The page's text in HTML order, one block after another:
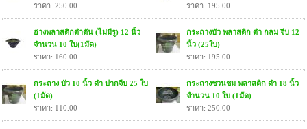
ราคา: 250.00
ราคา: 195.00
อ่างพลาสติกดำตัน (ไม่มีรู) 12 นิ้ว
จำนวน 10 ใบ(1มัด)
ราคา: 160.00
กระถางบัว พลาสติก ดำ กลม จีบ 12
นิ้ว (25ใบ)
ราคา: 195.00
กระถาง บัว 10 นิ้ว ดำ ปากจีบ 25 ใบ
(1มัด)
ราคา: 110.00
กระถางชวนชม พลาสติก ดำ 18 นิ้ว
จำนวน 10 ใบ (1มัด)
ราคา: 250.00